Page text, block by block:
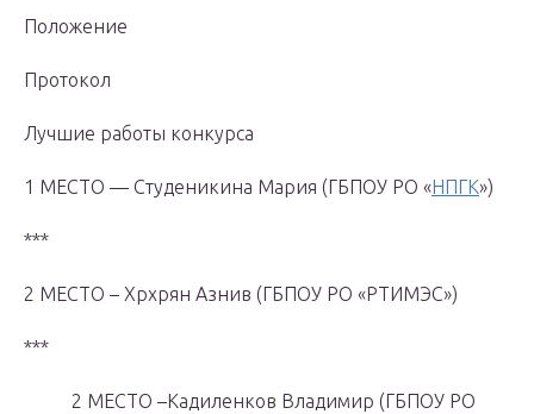
Положение
Протокол
Лучшие работы конкурса
1 МЕСТО — Студеникина Мария (ГБПОУ РО «НПГК»)
***
2 МЕСТО – Хрхрян Азнив (ГБПОУ РО «РТИМЭС»)
***
2 МЕСТО –Кадиленков Владимир (ГБПОУ РО